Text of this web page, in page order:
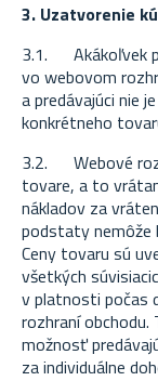
3. Uzatvorenie
3.1. Akákoľvek
vo webovom
a predávajúci nie
konkrétneho
3.2. Webové
tovare, a to
nákladov za
podstaty nemôže
Ceny tovaru sú
všetkých
v platnosti počas
rozhraní
možnosť
za individuálne